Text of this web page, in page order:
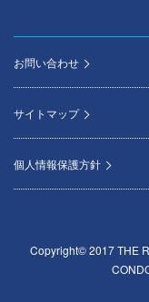
お問い合わせ
サイトマップ
個人情報保護方針
Copyright© 2017 THE